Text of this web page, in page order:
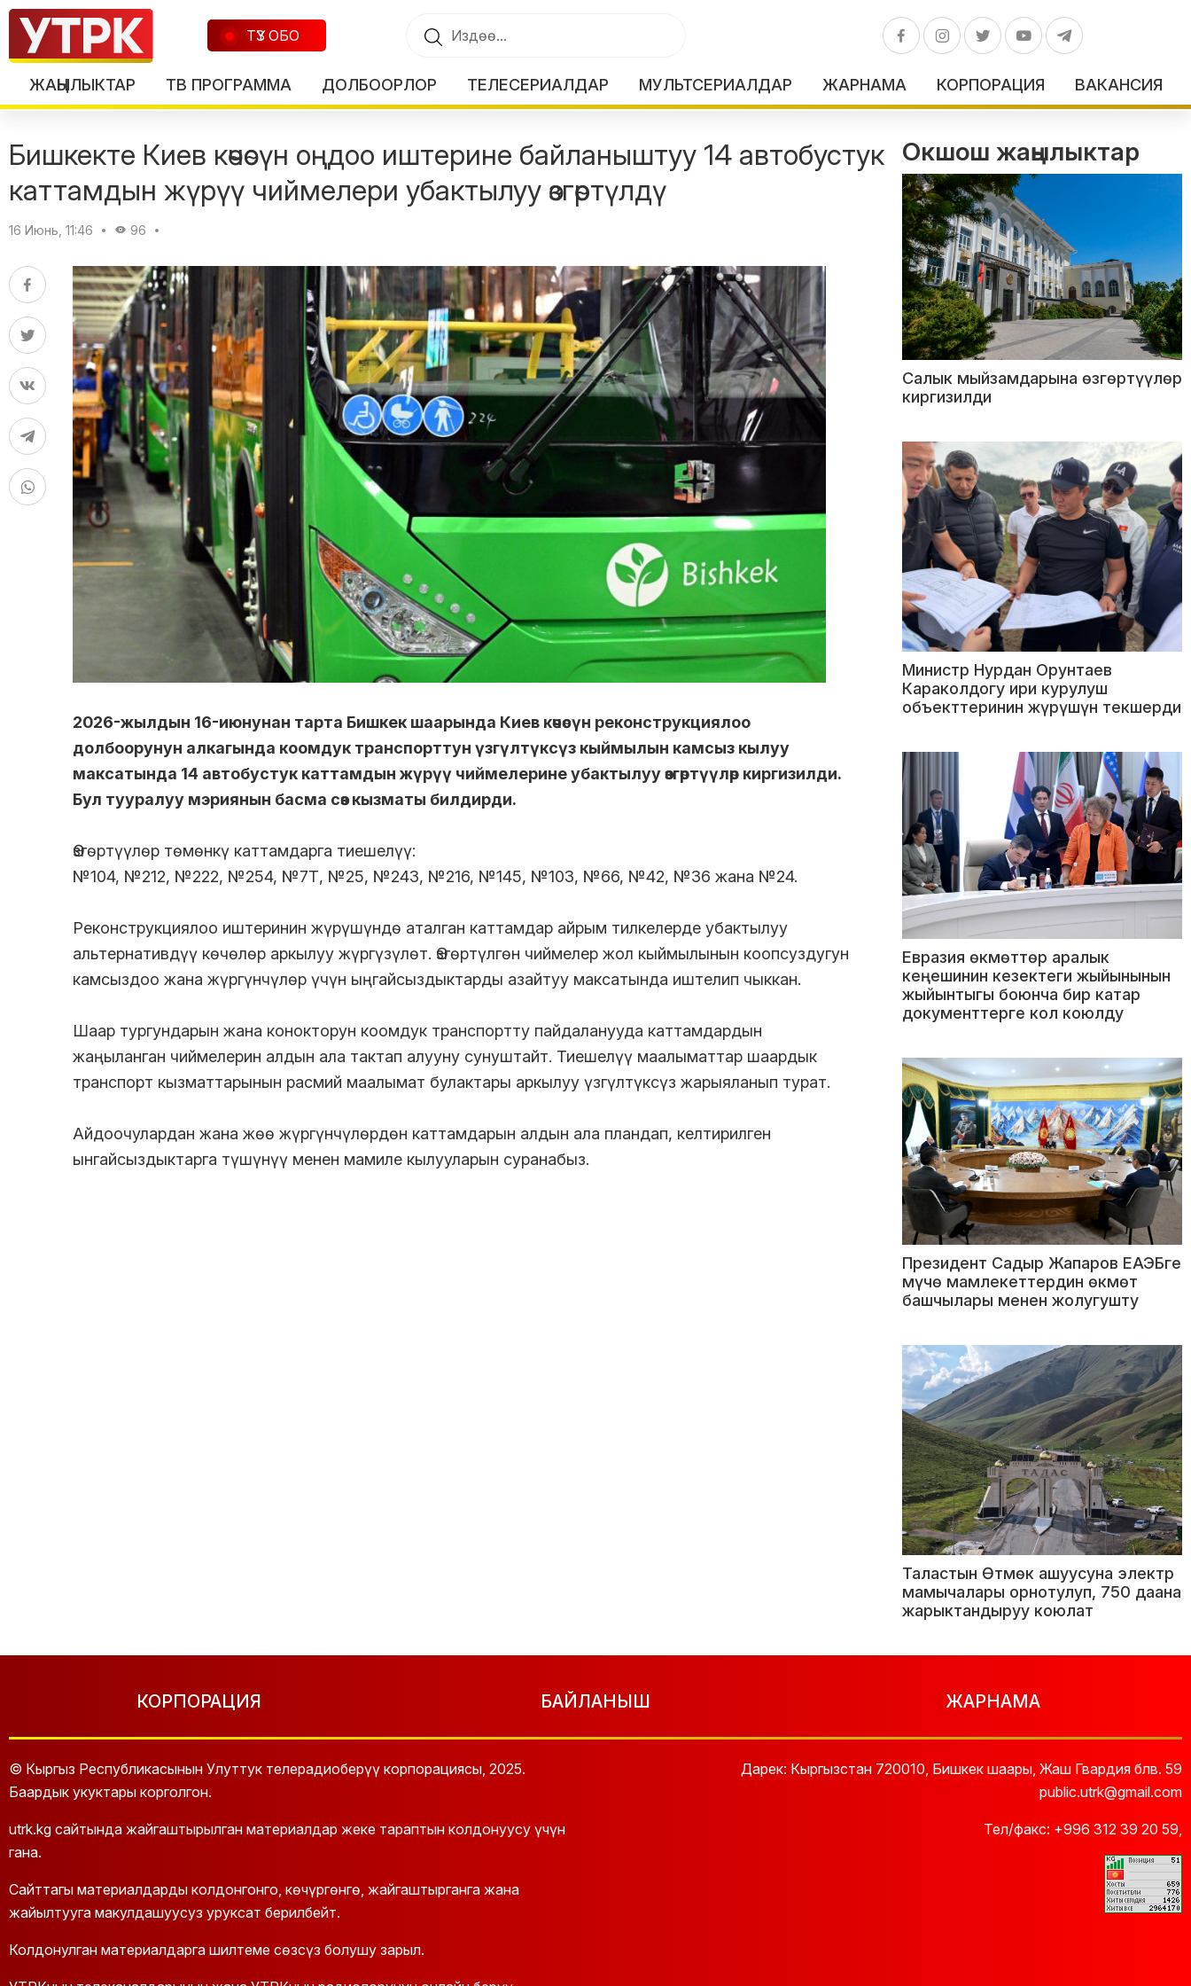
ТҮЗ ОБО
ЖАҢЫЛЫКТАР ТВ ПРОГРАММА ДОЛБООРЛОР ТЕЛЕСЕРИАЛДАР МУЛЬТСЕРИАЛДАР ЖАРНАМА КОРПОРАЦИЯ ВАКАНСИЯ
Бишкекте Киев көчөсүн оңдоо иштерине байланыштуу 14 автобустук
каттамдын жүрүү чиймелери убактылуу өзгөртүлдү
16 Июнь, 11:46 96
2026-жылдын 16-июнунан тарта Бишкек шаарында Киев көчөсүн реконструкциялоо
долбоорунун алкагында коомдук транспорттун үзгүлтүксүз кыймылын камсыз кылуу
максатында 14 автобустук каттамдын жүрүү чиймелерине убактылуу өзгөртүүлөр киргизилди.
Бул тууралуу мэриянын басма сөз кызматы билдирди.
Өзгөртүүлөр төмөнкү каттамдарга тиешелүү:
№104, №212, №222, №254, №7Т, №25, №243, №216, №145, №103, №66, №42, №36 жана №24.
Реконструкциялоо иштеринин жүрүшүндө аталган каттамдар айрым тилкелерде убактылуу
альтернативдүү көчөлөр аркылуу жүргүзүлөт. Өзгөртүлгөн чиймелер жол кыймылынын коопсуздугун
камсыздоо жана жүргүнчүлөр үчүн ыңгайсыздыктарды азайтуу максатында иштелип чыккан.
Шаар тургундарын жана конокторун коомдук транспортту пайдаланууда каттамдардын
жаңыланган чиймелерин алдын ала тактап алууну сунуштайт. Тиешелүү маалыматтар шаардык
транспорт кызматтарынын расмий маалымат булактары аркылуу үзгүлтүксүз жарыяланып турат.
Айдоочулардан жана жөө жүргүнчүлөрдөн каттамдарын алдын ала пландап, келтирилген
ынгайсыздыктарга түшүнүү менен мамиле кылууларын суранабыз.
Окшош жаңылыктар
Салык мыйзамдарына өзгөртүүлөр
киргизилди
Министр Нурдан Орунтаев
Караколдогу ири курулуш
объекттеринин жүрүшүн текшерди
Евразия өкмөттөр аралык
кеңешинин кезектеги жыйынынын
жыйынтыгы боюнча бир катар
документтерге кол коюлду
Президент Садыр Жапаров ЕАЭБге
мүчө мамлекеттердин өкмөт
башчылары менен жолугушту
Таластын Өтмөк ашуусуна электр
мамычалары орнотулуп, 750 даана
жарыктандыруу коюлат
КОРПОРАЦИЯ БАЙЛАНЫШ ЖАРНАМА
© Кыргыз Республикасынын Улуттук телерадиоберүү корпорациясы, 2025.
Баардык укуктары корголгон.
utrk.kg сайтында жайгаштырылган материалдар жеке тараптын колдонуусу үчүн
гана.
Сайттагы материалдарды колдонгонго, көчүргөнгө, жайгаштырганга жана
жайылтууга макулдашуусуз уруксат берилбейт.
Колдонулган материалдарга шилтеме сөзсүз болушу зарыл.
Дарек: Кыргызстан 720010, Бишкек шаары, Жаш Гвардия блв. 59
public.utrk@gmail.com
Тел/факс: +996 312 39 20 59